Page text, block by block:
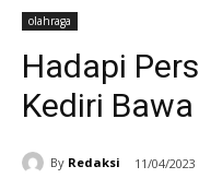
olahraga
Hadapi
Kediri
By Redaksi 11/04/2023